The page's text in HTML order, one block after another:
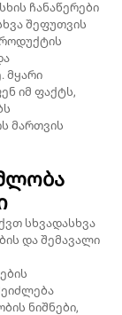
ჩანაწერები
შეფუთვის
მყარი
იმ ფაქტს,
მართვის
სხვადასხვა
და შემავალი
ნიშნები,